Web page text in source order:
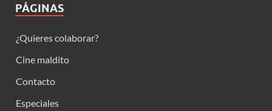
PÁGINAS
¿Quieres colaborar?
Cine maldito
Contacto
Especiales